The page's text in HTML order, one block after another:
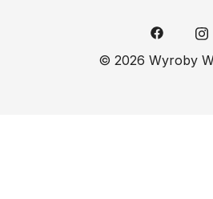
© 2026 Wyroby